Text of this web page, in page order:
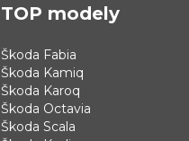
TOP modely
Škoda Fabia
Škoda Kamiq
Škoda Karoq
Škoda Octavia
Škoda Scala